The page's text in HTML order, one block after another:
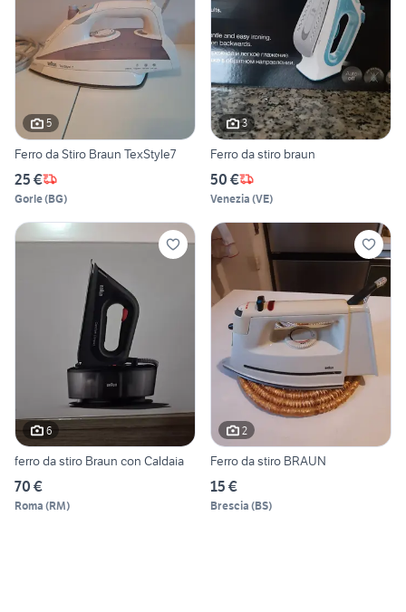
5
Ferro da Stiro Braun TexStyle7
25 €
Gorle(BG)
3
Ferro da stiro braun
50 €
Venezia (VE)
6
ferro da stiro Braun con Caldaia
70 €
Roma (RM)
2
Ferro da stiro BRAUN
15 €
Brescia (BS)